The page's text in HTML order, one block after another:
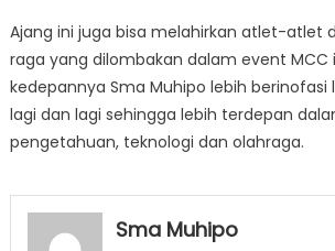
Ajang ini juga bisa melahirkan atlet-atlet
raga yang dilombakan dalam event MCC
kedepannya Sma Muhipo lebih berinofasi
lagi dan lagi sehingga lebih terdepan
pengetahuan, teknologi dan olahraga.
Sma Muhipo